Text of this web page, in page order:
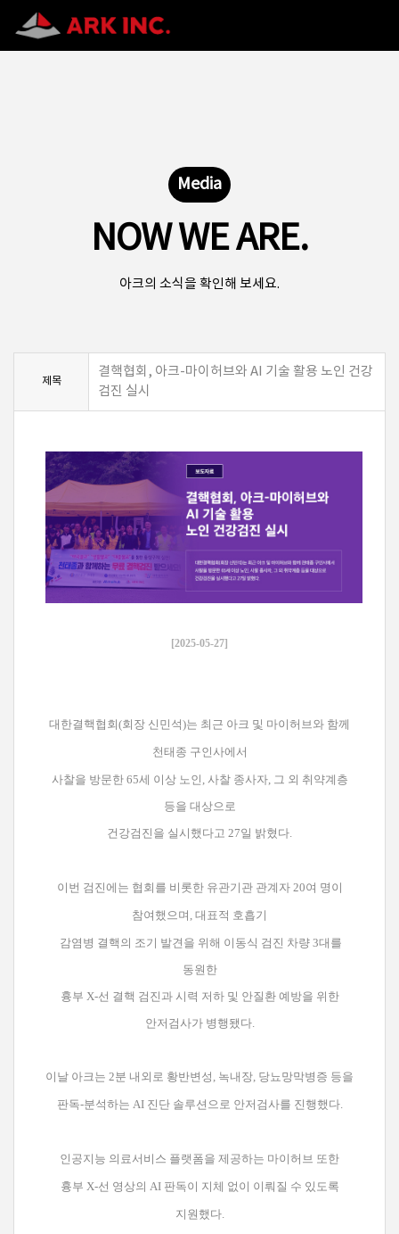
Media
NOW WE ARE.
아크의 소식을 확인해 보세요.
제목
결핵협회, 아크-마이허브와 AI 기술 활용 노인 건강
검진 실시
[2025-05-27]
대한결핵협회(회장 신민석)는 최근 아크 및 마이허브와 함께
천태종 구인사에서
사찰을 방문한 65세 이상 노인, 사찰 종사자, 그 외 취약계층
등을 대상으로
건강검진을 실시했다고 27일 밝혔다.
이번 검진에는 협회를 비롯한 유관기관 관계자 20여 명이
참여했으며, 대표적 호흡기
감염병 결핵의 조기 발견을 위해 이동식 검진 차량 3대를
동원한
흉부 X-선 결핵 검진과 시력 저하 및 안질환 예방을 위한
안저검사가 병행됐다.
이날 아크는 2분 내외로 황반변성, 녹내장, 당뇨망막병증 등을
판독-분석하는 AI 진단 솔루션으로 안저검사를 진행했다.
인공지능 의료서비스 플랫폼을 제공하는 마이허브 또한
흉부 X-선 영상의 AI 판독이 지체 없이 이뤄질 수 있도록
지원했다.